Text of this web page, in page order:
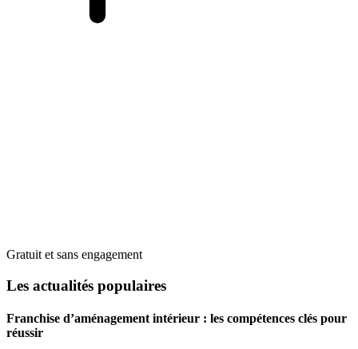
Gratuit et sans engagement
Les actualités populaires
Franchise d’aménagement intérieur : les compétences clés pour
réussir